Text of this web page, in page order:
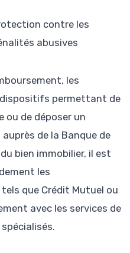
contre les
abusives
les
permettant de
ou de déposer un
de la Banque de
bien immobilier, il est
les
que Crédit Mutuel ou
avec les services de